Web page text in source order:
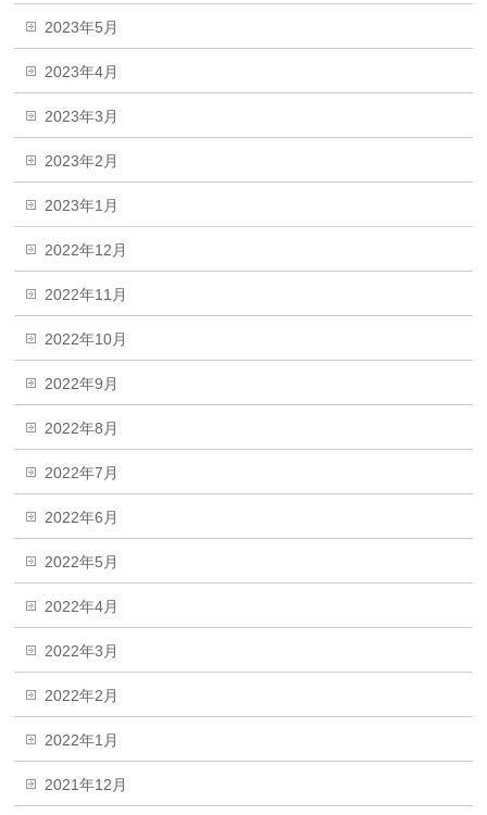
2023年5月
2023年4月
2023年3月
2023年2月
2023年1月
2022年12月
2022年11月
2022年10月
2022年9月
2022年8月
2022年7月
2022年6月
2022年5月
2022年4月
2022年3月
2022年2月
2022年1月
2021年12月